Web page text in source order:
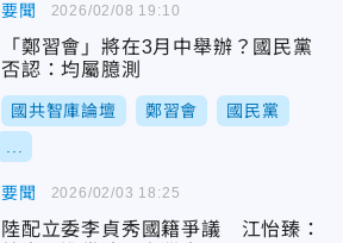
要聞
「鄭習會」將在3月中舉辦？國民黨
否認：均屬臆測
國共智庫論壇 鄭習會 國民黨
2026/02/08 19:10
要聞
陸配立委李貞秀國籍爭議 江怡臻：
2026/02/03 18:25